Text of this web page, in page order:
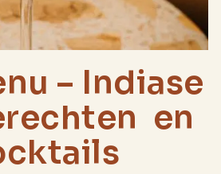
– Indiase
en